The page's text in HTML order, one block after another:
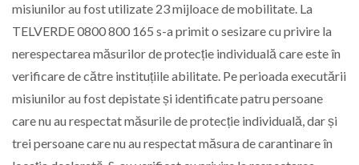
misiunilor au fost utilizate 23 mijloace de mobilitate. La
TELVERDE 0800 800 165 s-a primit o sesizare cu privire la
nerespectarea măsurilor de protecție individuală care este în
verificare de către instituțiile abilitate. Pe perioada executării
misiunilor au fost depistate și identificate patru persoane
care nu au respectat măsurile de protecție individuală, dar și
trei persoane care nu au respectat măsura de carantinare în